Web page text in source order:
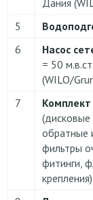
5
6
Насос
= 50
(WILO/
7
(дисковые
обратные
фильтры
фитинги,
крепления)